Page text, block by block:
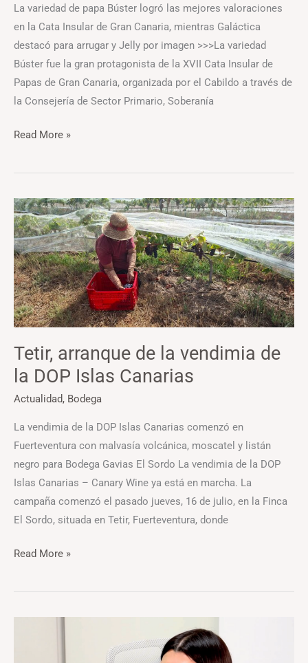
La variedad de papa Búster logró las mejores valoraciones
en la Cata Insular de Gran Canaria, mientras Galáctica
destacó para arrugar y Jelly por imagen >>>La variedad
Búster fue la gran protagonista de la XVII Cata Insular de
Papas de Gran Canaria, organizada por el Cabildo a través de
la Consejería de Sector Primario, Soberanía
Read More »
Tetir, arranque de la vendimia de
la DOP Islas Canarias
Actualidad, Bodega
La vendimia de la DOP Islas Canarias comenzó en
Fuerteventura con malvasía volcánica, moscatel y listán
negro para Bodega Gavias El Sordo La vendimia de la DOP
Islas Canarias – Canary Wine ya está en marcha. La
campaña comenzó el pasado jueves, 16 de julio, en la Finca
El Sordo, situada en Tetir, Fuerteventura, donde
Tetir,
arranque
de
la
vendimia
de
la
Islas
Canarias
Read More »